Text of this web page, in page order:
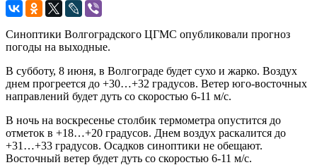
Синоптики Волгоградского ЦГМС опубликовали прогноз
погоды на выходные.
В субботу, 8 июня, в Волгограде будет сухо и жарко. Воздух
днем прогреется до +30…+32 градусов. Ветер юго-восточных
направлений будет дуть со скоростью 6-11 м/с.
В ночь на воскресенье столбик термометра опустится до
отметок в +18…+20 градусов. Днем воздух раскалится до
+31…+33 градусов. Осадков синоптики не обещают.
Восточный ветер будет дуть со скоростью 6-11 м/с.